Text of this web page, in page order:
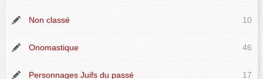
Non classé 10
Onomastique 46
Personnages Juifs du passé 17